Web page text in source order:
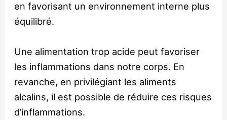
en favorisant un environnement interne plus
équilibré.
Une alimentation trop acide peut favoriser
les inflammations dans notre corps. En
revanche, en privilégiant les aliments
alcalins, il est possible de réduire ces risques
d’inflammations.